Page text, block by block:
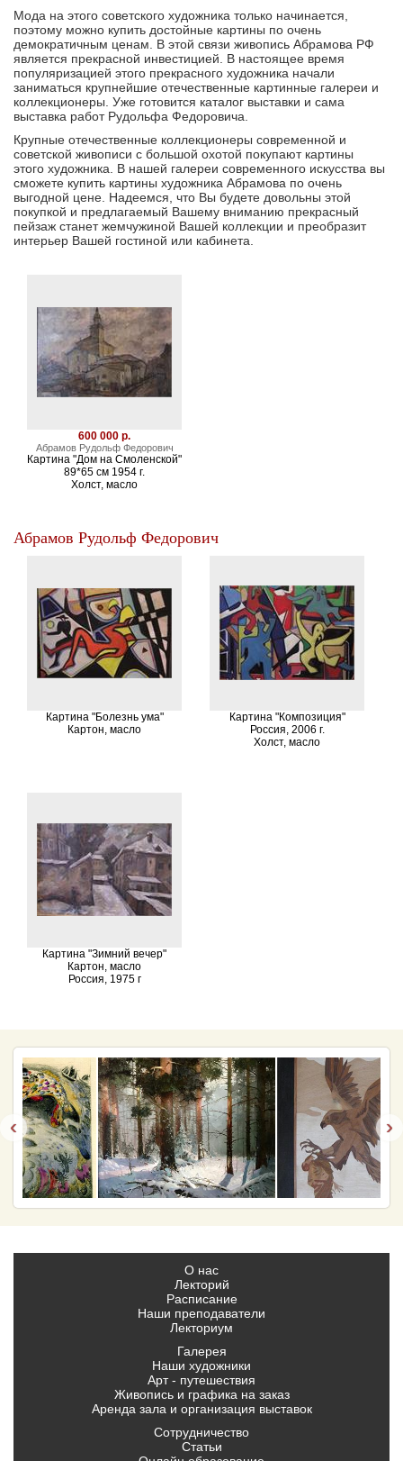
Мода на этого советского художника только начинается,
поэтому можно купить достойные картины по очень
демократичным ценам. В этой связи живопись Абрамова РФ
является прекрасной инвестицией. В настоящее время
популяризацией этого прекрасного художника начали
заниматься крупнейшие отечественные картинные галереи и
коллекционеры. Уже готовится каталог выставки и сама
выставка работ Рудольфа Федоровича.
Крупные отечественные коллекционеры современной и
советской живописи с большой охотой покупают картины
этого художника. В нашей галереи современного искусства вы
сможете купить картины художника Абрамова по очень
выгодной цене. Надеемся, что Вы будете довольны этой
покупкой и предлагаемый Вашему вниманию прекрасный
пейзаж станет жемчужиной Вашей коллекции и преобразит
интерьер Вашей гостиной или кабинета.
600 000 р.
Абрамов Рудольф Федорович
Картина "Дом на Смоленской"
89*65 см 1954 г.
Холст, масло
Абрамов Рудольф Федорович
Картина "Болезнь ума"
Картон, масло
Картина "Композиция"
Россия, 2006 г.
Холст, масло
Картина "Зимний вечер"
Картон, масло
Россия, 1975 г
‹ ›
О нас
Лекторий
Расписание
Наши преподаватели
Лекториум
Галерея
Наши художники
Арт - путешествия
Живопись и графика на заказ
Аренда зала и организация выставок
Сотрудничество
Статьи